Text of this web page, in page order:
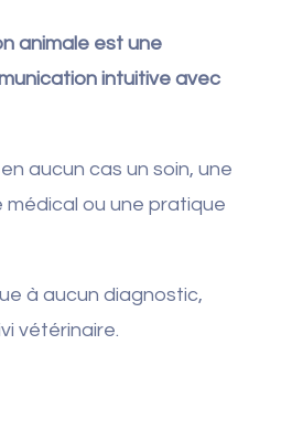
animale est une
intuitive avec
aucun cas un soin, une
ou une pratique
à aucun diagnostic,
vétérinaire.